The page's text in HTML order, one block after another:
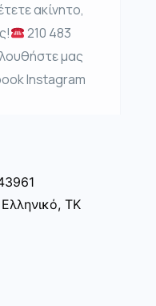
ακίνητο,
210 483
μας
Instagram
ΤΚ